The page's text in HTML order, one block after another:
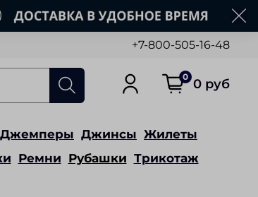
+7-800-505-16-48
0 0 руб
Джемперы Джинсы Жилеты
Ремни Рубашки Трикотаж